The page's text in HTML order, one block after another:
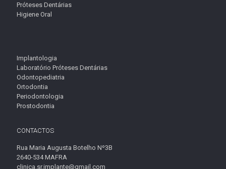
Próteses Dentárias
Higiene Oral
Implantologia
Laboratório Próteses Dentárias
Odontopediatria
Ortodontia
Periodontologia
Prostodontia
CONTACTOS
Rua Maria Augusta Botelho Nº3B
2640-534 MAFRA
clinica.sr.implante@gmail.com